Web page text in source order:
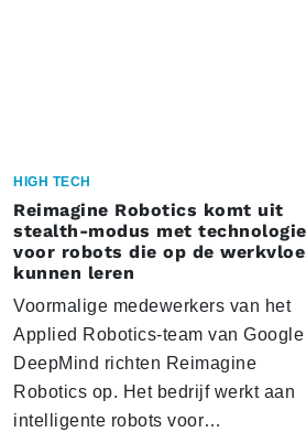
HIGH TECH
Reimagine Robotics komt uit
stealth-modus met technologie
voor robots die op de
kunnen leren
Voormalige medewerkers van het
Applied Robotics-team van Google
DeepMind richten Reimagine
Robotics op. Het bedrijf werkt aan
intelligente robots voor…